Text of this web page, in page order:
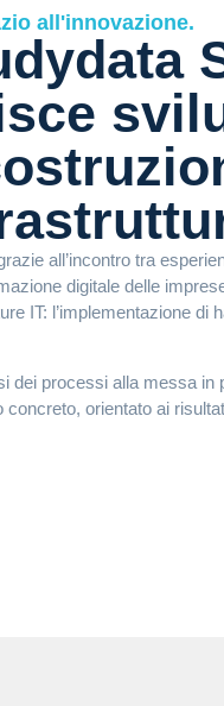
all'innovazione.
all’incontro tra
digitale delle
IT: l’implementazione di
dei processi alla messa
concreto, orientato ai